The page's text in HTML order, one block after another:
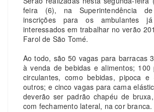
feira (6), na Superintendência
inscrições para os ambulantes já
interessados em trabalhar no verão
Farol de São Tomé.
Ao todo, são 50 vagas para barracas
à venda de bebidas e alimentos; 100
circulantes, como bebidas, pipoca e
outros; e cinco vagas para cama
deverão ser padrão chapéu de
com fechamento lateral, na cor branca.